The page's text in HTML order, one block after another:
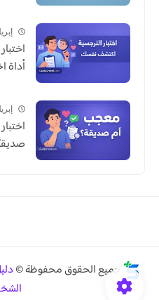
إبريل 9,
أداة
إبريل 9,
جميع الحقوق محفوظة ©